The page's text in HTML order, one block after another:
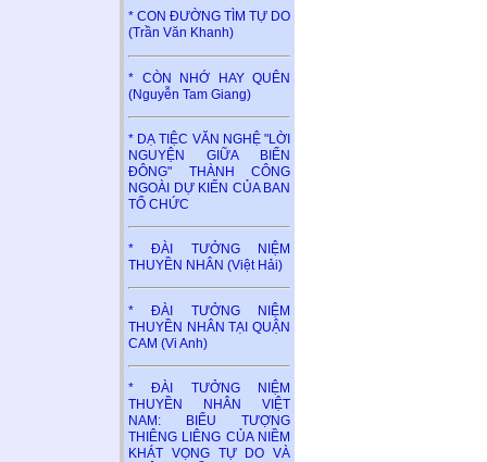
* CON ĐƯỜNG TÌM TỰ DO
(Trần Văn Khanh)
* CÒN NHỚ HAY QUÊN
(Nguyễn Tam Giang)
* DẠ TIỆC VĂN NGHỆ "LỜI
NGUYỆN GIỮA BIỂN
ĐÔNG" THÀNH CÔNG
NGOÀI DỰ KIẾN CỦA BAN
TỔ CHỨC
* ĐÀI TƯỞNG NIỆM
THUYỀN NHÂN (Việt Hải)
* ĐÀI TƯỞNG NIỆM
THUYỀN NHÂN TẠI QUẬN
CAM (Vi Anh)
* ĐÀI TƯỞNG NIỆM
THUYỀN NHÂN VIỆT
NAM: BIỂU TƯỢNG
THIÊNG LIÊNG CỦA NIỀM
KHÁT VỌNG TỰ DO VÀ